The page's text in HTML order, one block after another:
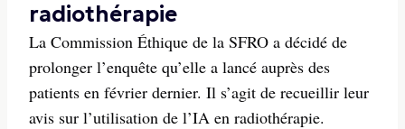
radiothérapie
La Commission Éthique de la SFRO a décidé de
prolonger l’enquête qu’elle a lancé auprès des
patients en février dernier. Il s’agit de recueillir leur
avis sur l’utilisation de l’IA en radiothérapie.